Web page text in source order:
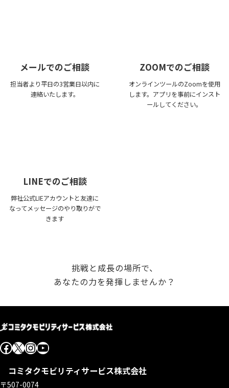
メールでのご相談
担当者より平日の3営業日以内に
連絡いたします。
ZOOMでのご相談
オンラインツールのZoomを使用
します。アプリを事前にインスト
ールしてください。
LINEでのご相談
弊社公式LIEアカウントと友達に
なってメッセージのやり取りがで
きます
挑戦と成長の場所で、
あなたの力を発揮しませんか？
Facebook
X Instagram
YouTube
コミタクモビリティサービス株式会社
〒507-0074